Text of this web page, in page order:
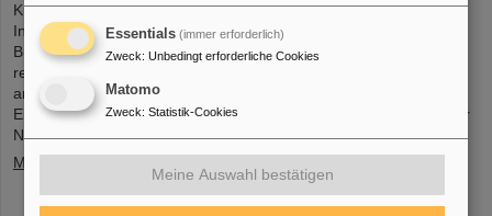
Kurzem 200 Studierende aus dem Bereich Raumfahrt und
Ingenieurwissenschaften auf dem Campus in Darmstadt. Der
Bundesverband studentischer Raumfahrt e. V. (BVSR)
repräsentiert auf nationalem Level Studierendengruppen, die sich
an Weltraumprojekten beteiligen. Der Besuch bot spannende
Einblicke in aktuelle Forschung und unterstrich die Bedeutung der
Nachwuchsförderung bei GSI/FAIR.
Mehr »
Essentials (immer erforderlich)
Zweck: Unbedingt erforderliche Cookies
Matomo
Zweck: Statistik-Cookies
Meine Auswahl bestätigen